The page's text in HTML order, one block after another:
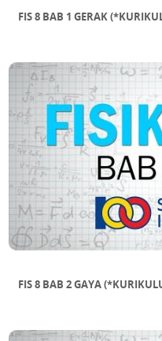
FIS 8 BAB 1 GERAK
FIS 8 BAB 2 GAYA